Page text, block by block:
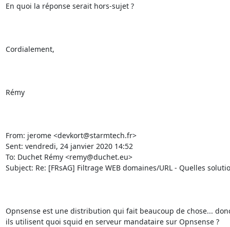
En quoi la réponse serait hors-sujet ?
Cordialement,
Rémy
From: jerome <devkort@starmtech.fr>
Sent: vendredi, 24 janvier 2020 14:52
To: Duchet Rémy <remy@duchet.eu>
Subject: Re: [FRsAG] Filtrage WEB domaines/URL - Quelles
Opnsense est une distribution qui fait beaucoup de chose...
ils utilisent quoi squid en serveur mandataire sur Opnsense ?